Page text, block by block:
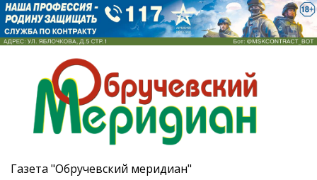
Газета "Обручевский меридиан"